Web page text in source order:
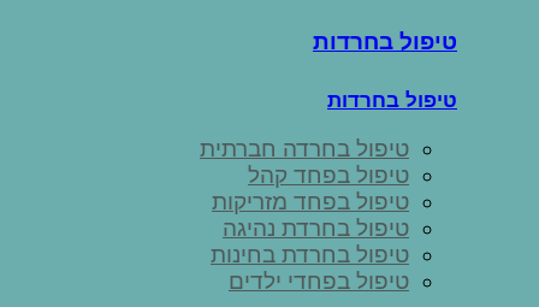
טיפול בחרדות
טיפול בחרדות
טיפול בחרדה חברתית
טיפול בפחד קהל
טיפול בפחד מזריקות
טיפול בחרדת נהיגה
טיפול בחרדת בחינות
טיפול בפחדי ילדים